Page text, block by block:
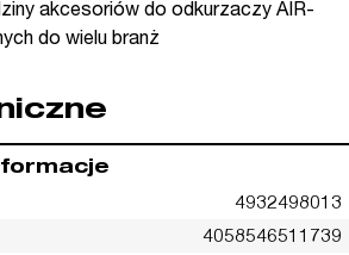
akcesoriów do odkurzaczy AIR-
do wielu branż
4932498013
4058546511739